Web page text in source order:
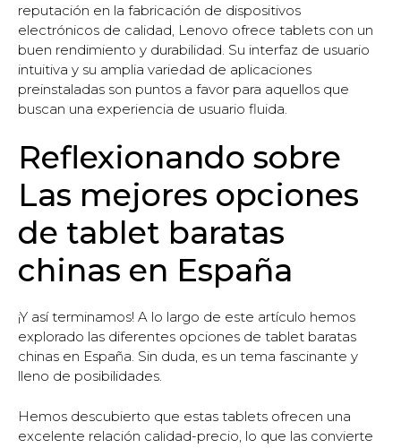
reputación en la fabricación de dispositivos
electrónicos de calidad, Lenovo ofrece tablets con un
buen rendimiento y durabilidad. Su interfaz de usuario
intuitiva y su amplia variedad de aplicaciones
preinstaladas son puntos a favor para aquellos que
buscan una experiencia de usuario fluida.
Reflexionando sobre
Las mejores opciones
de tablet baratas
chinas en España
¡Y así terminamos! A lo largo de este artículo hemos
explorado las diferentes opciones de tablet baratas
chinas en España. Sin duda, es un tema fascinante y
lleno de posibilidades.
Hemos descubierto que estas tablets ofrecen una
excelente relación calidad-precio, lo que las convierte